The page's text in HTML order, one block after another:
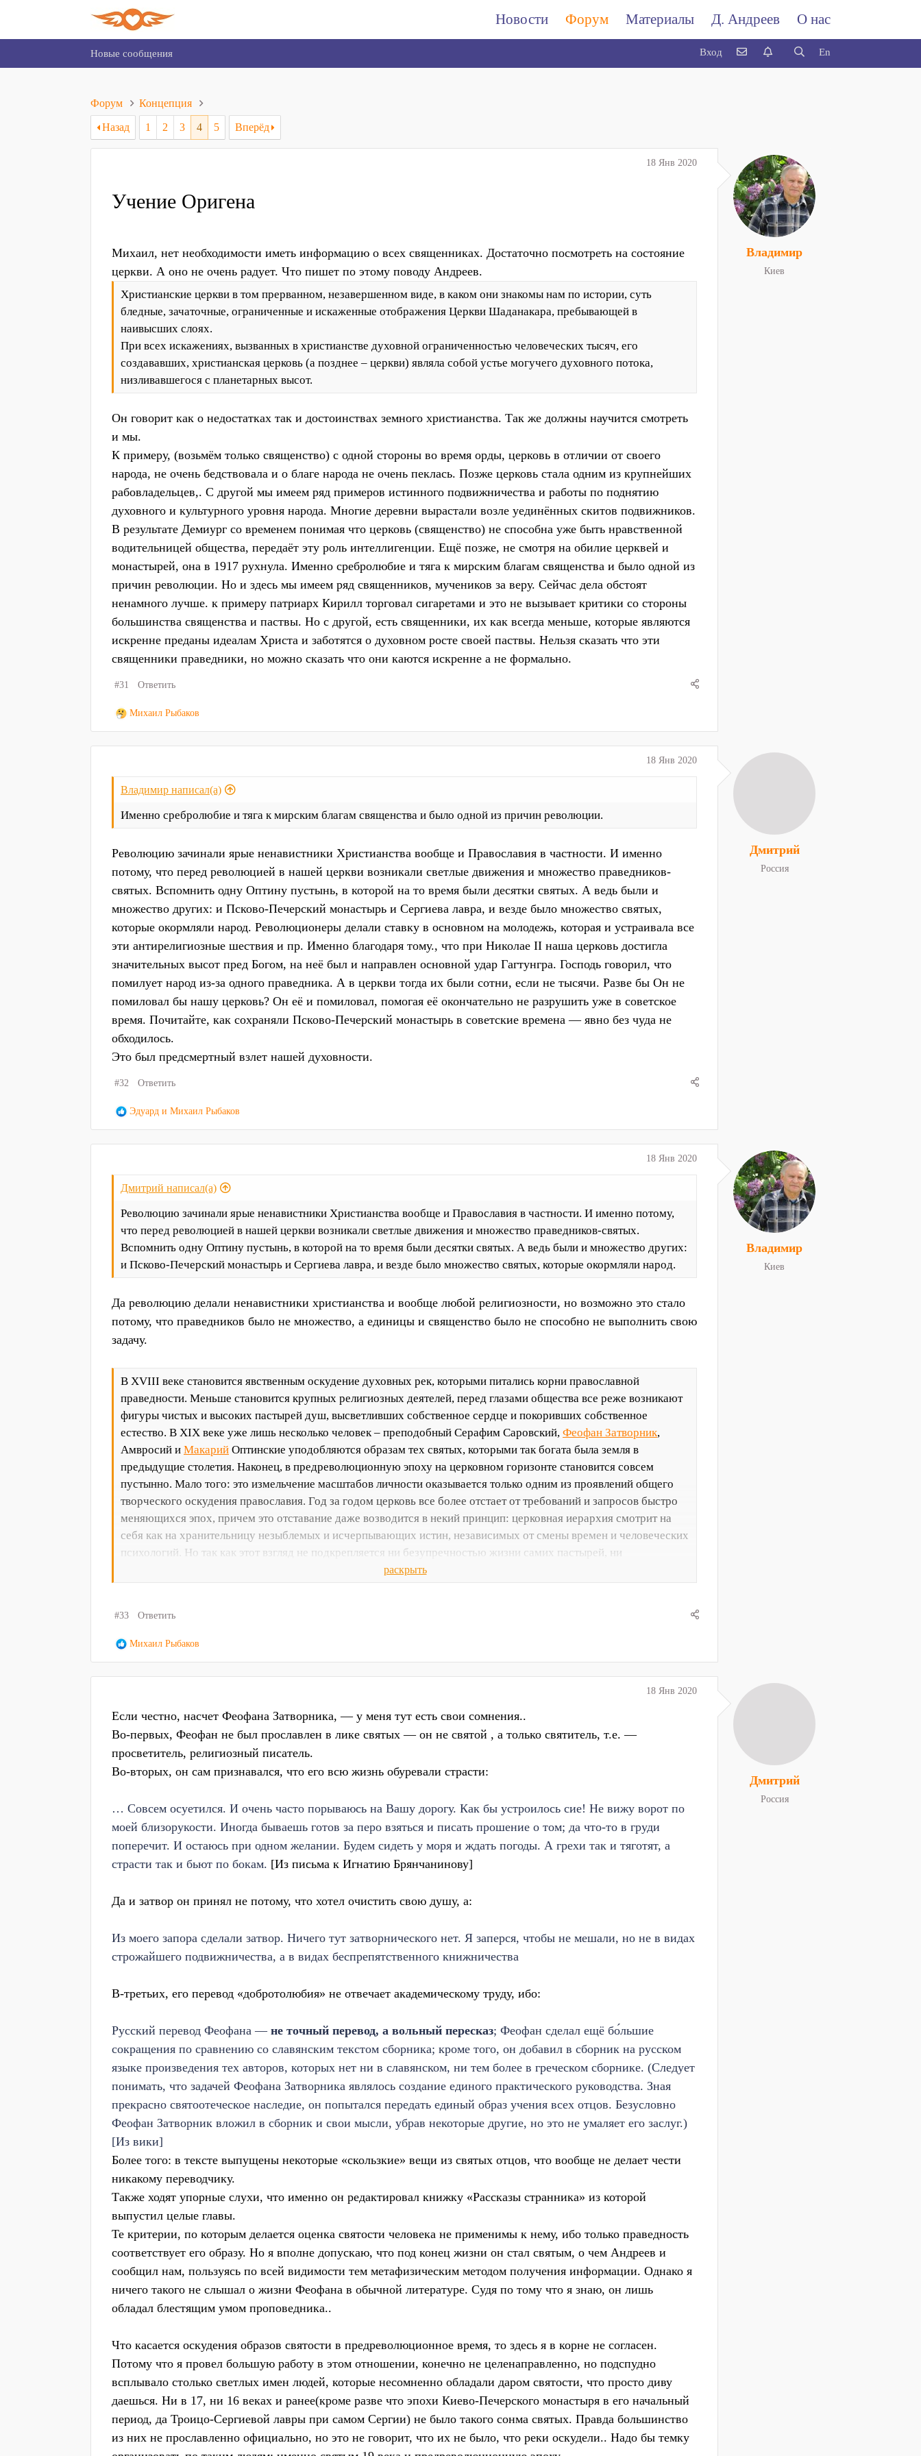
Новости Форум Материалы Д. Андреев О нас
Новые сообщения En
Вход
Форум Концепция
Назад 1 2 3 4 5 Вперёд
18 Янв 2020
Учение Оригена
Михаил, нет необходимости иметь информацию о всех священниках. Достаточно посмотреть на состояние
церкви. А оно не очень радует. Что пишет по этому поводу Андреев.
Христианские церкви в том прерванном, незавершенном виде, в каком они знакомы нам по истории, суть
бледные, зачаточные, ограниченные и искаженные отображения Церкви Шаданакара, пребывающей в
наивысших слоях.
При всех искажениях, вызванных в христианстве духовной ограниченностью человеческих тысяч, его
создававших, христианская церковь (а позднее – церкви) являла собой устье могучего духовного потока,
низливавшегося с планетарных высот.
Он говорит как о недостатках так и достоинствах земного христианства. Так же должны научится смотреть
и мы.
К примеру, (возьмём только священство) с одной стороны во время орды, церковь в отличии от своего
народа, не очень бедствовала и о благе народа не очень пеклась. Позже церковь стала одним из крупнейших
рабовладельцев,. С другой мы имеем ряд примеров истинного подвижничества и работы по поднятию
духовного и культурного уровня народа. Многие деревни вырастали возле уединённых скитов подвижников.
В результате Демиург со временем понимая что церковь (священство) не способна уже быть нравственной
водительницей общества, передаёт эту роль интеллигенции. Ещё позже, не смотря на обилие церквей и
монастырей, она в 1917 рухнула. Именно сребролюбие и тяга к мирским благам священства и было одной из
причин революции. Но и здесь мы имеем ряд священников, мучеников за веру. Сейчас дела обстоят
ненамного лучше. к примеру патриарх Кирилл торговал сигаретами и это не вызывает критики со стороны
большинства священства и паствы. Но с другой, есть священники, их как всегда меньше, которые являются
искренне преданы идеалам Христа и заботятся о духовном росте своей паствы. Нельзя сказать что эти
священники праведники, но можно сказать что они каются искренне а не формально.
#31 Ответить
Р
:
Михаил Рыбаков
Владимир
Киев
18 Янв 2020
Владимир написал(а)
Именно сребролюбие и тяга к мирским благам священства и было одной из причин революции.
Революцию зачинали ярые ненавистники Христианства вообще и Православия в частности. И именно
потому, что перед революцией в нашей церкви возникали светлые движения и множество праведников-
святых. Вспомнить одну Оптину пустынь, в которой на то время были десятки святых. А ведь были и
множество других: и Псково-Печерский монастырь и Сергиева лавра, и везде было множество святых,
которые окормляли народ. Революционеры делали ставку в основном на молодежь, которая и устраивала все
эти антирелигиозные шествия и пр. Именно благодаря тому., что при Николае II наша церковь достигла
значительных высот пред Богом, на неё был и направлен основной удар Гагтунгра. Господь говорил, что
помилует народ из-за одного праведника. А в церкви тогда их были сотни, если не тысячи. Разве бы Он не
помиловал бы нашу церковь? Он её и помиловал, помогая её окончательно не разрушить уже в советское
время. Почитайте, как сохраняли Псково-Печерский монастырь в советские времена — явно без чуда не
обходилось.
Это был предсмертный взлет нашей духовности.
#32 Ответить
Р
:
Эдуард и Михаил Рыбаков
Дмитрий
Россия
18 Янв 2020
Дмитрий написал(а)
Революцию зачинали ярые ненавистники Христианства вообще и Православия в частности. И именно потому,
что перед революцией в нашей церкви возникали светлые движения и множество праведников-святых.
Вспомнить одну Оптину пустынь, в которой на то время были десятки святых. А ведь были и множество других:
и Псково-Печерский монастырь и Сергиева лавра, и везде было множество святых, которые окормляли народ.
Да революцию делали ненавистники христианства и вообще любой религиозности, но возможно это стало
потому, что праведников было не множество, а единицы и священство было не способно не выполнить свою
задачу.
В XVIII веке становится явственным оскудение духовных рек, которыми питались корни православной
праведности. Меньше становится крупных религиозных деятелей, перед глазами общества все реже возникают
фигуры чистых и высоких пастырей душ, высветливших собственное сердце и покоривших собственное
естество. В XIX веке уже лишь несколько человек – преподобный Серафим Саровский, Феофан Затворник,
Амвросий и Макарий Оптинские уподобляются образам тех святых, которыми так богата была земля в
предыдущие столетия. Наконец, в предреволюционную эпоху на церковном горизонте становится совсем
пустынно. Мало того: это измельчение масштабов личности оказывается только одним из проявлений общего
творческого оскудения православия. Год за годом церковь все более отстает от требований и запросов быстро
меняющихся эпох, причем это отставание даже возводится в некий принцип: церковная иерархия смотрит на
себя как на хранительницу незыблемых и исчерпывающих истин, независимых от смены времен и человеческих
психологий. Но так как этот взгляд не подкрепляется ни безупречностью жизни самих пастырей, ни
интенсивностью их духовного делания, ни мудрыми их ответствованиями на порожденные новыми эпохами
безымянных героев и мучеников; с окончанием их жизненных путей творческий дух оставляет православную
церковь еще более, и, став игралищем в руках дипломатствующих политиков, руководство
раскрыть
#33 Ответить
Р
и
Михаил Рыбаков
Владимир
Киев
18 Янв 2020
Если честно, насчет Феофана Затворника, — у меня тут есть свои сомнения..
Во-первых, Феофан не был прославлен в лике святых — он не святой , а только святитель, т.е. —
просветитель, религиозный писатель.
Во-вторых, он сам признавался, что его всю жизнь обуревали страсти:
… Совсем осуетился. И очень часто порываюсь на Вашу дорогу. Как бы устроилось сие! Не вижу ворот по
моей близорукости. Иногда бываешь готов за перо взяться и писать прошение о том; да что-то в груди
поперечит. И остаюсь при одном желании. Будем сидеть у моря и ждать погоды. А грехи так и тяготят, а
страсти так и бьют по бокам. [Из письма к Игнатию Брянчанинову]
Да и затвор он принял не потому, что хотел очистить свою душу, а:
Из моего запора сделали затвор. Ничего тут затворнического нет. Я заперся, чтобы не мешали, но не в видах
строжайшего подвижничества, а в видах беспрепятственного книжничества
В-третьих, его перевод «добротолюбия» не отвечает академическому труду, ибо:
Русский перевод Феофана — не точный перевод, а вольный пересказ; Феофан сделал ещё бо́льшие
сокращения по сравнению со славянским текстом сборника; кроме того, он добавил в сборник на русском
языке произведения тех авторов, которых нет ни в славянском, ни тем более в греческом сборнике. (Следует
понимать, что задачей Феофана Затворника являлось создание единого практического руководства. Зная
прекрасно святоотеческое наследие, он попытался передать единый образ учения всех отцов. Безусловно
Феофан Затворник вложил в сборник и свои мысли, убрав некоторые другие, но это не умаляет его заслуг.)
[Из вики]
Более того: в тексте выпущены некоторые «скользкие» вещи из святых отцов, что вообще не делает чести
никакому переводчику.
Также ходят упорные слухи, что именно он редактировал книжку «Рассказы странника» из которой
выпустил целые главы.
Те критерии, по которым делается оценка святости человека не применимы к нему, ибо только праведность
соответствует его образу. Но я вполне допускаю, что под конец жизни он стал святым, о чем Андреев и
сообщил нам, пользуясь по всей видимости тем метафизическим методом получения информации. Однако я
ничего такого не слышал о жизни Феофана в обычной литературе. Судя по тому что я знаю, он лишь
обладал блестящим умом проповедника..
Что касается оскудения образов святости в предреволюционное время, то здесь я в корне не согласен.
Потому что я провел большую работу в этом отношении, конечно не целенаправленно, но подспудно
всплывало столько светлых имен людей, которые несомненно обладали даром святости, что просто диву
даешься. Ни в 17, ни 16 веках и ранее(кроме разве что эпохи Киево-Печерского монастыря в его начальный
период, да Троицо-Сергиевой лавры при самом Сергии) не было такого сонма святых. Правда большинство
из них не прославленно официально, но это не говорит, что их не было, что реки оскудели.. Надо бы темку
Дмитрий
Россия